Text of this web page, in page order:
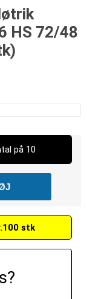
HS 72/48
på 10
stk